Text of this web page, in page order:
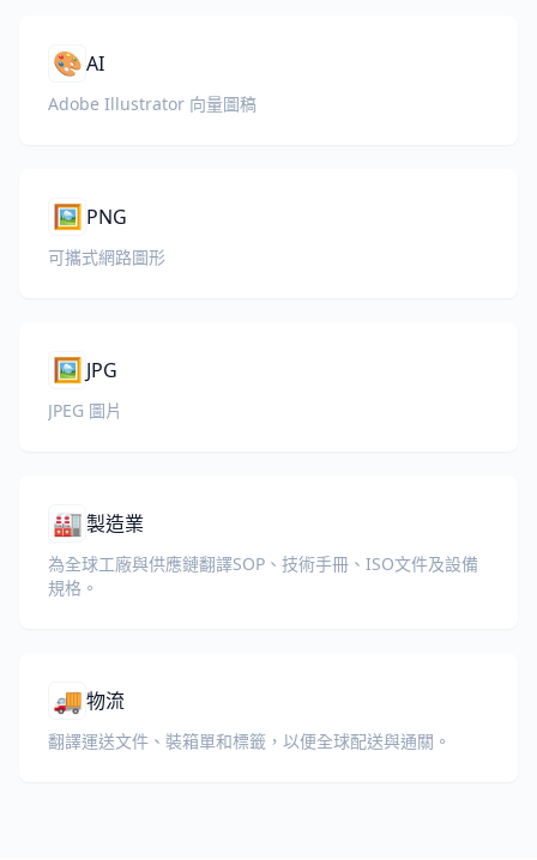
🎨AI
Adobe Illustrator 向量圖稿
🖼️ PNG
可攜式網路圖形
🖼️ JPG
JPEG 圖片
🏭製造業
為全球工廠與供應鏈翻譯SOP、技術手冊、ISO文件及設備
規格。
🚚物流
翻譯運送文件、裝箱單和標籤，以便全球配送與通關。